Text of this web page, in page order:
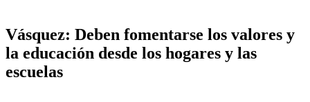
Vásquez: Deben fomentarse los valores y
la educación desde los hogares y las
escuelas